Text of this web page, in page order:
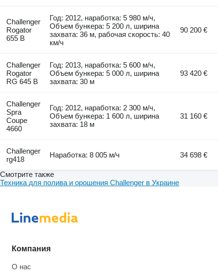
Challenger
Rogator
655 B
Год: 2012, наработка: 5 980 м/ч,
Объем бункера: 5 200 л, ширина
захвата: 36 м, рабочая скорость: 40
км/ч
90 200 €
Challenger
Rogator
RG 645 B
Год: 2013, наработка: 5 600 м/ч,
Объем бункера: 5 000 л, ширина
захвата: 30 м
93 420 €
Challenger
Spra
Coupe
4660
Год: 2012, наработка: 2 300 м/ч,
Объем бункера: 1 600 л, ширина
захвата: 18 м
31 160 €
Challenger
rg418
Наработка: 8 005 м/ч 34 698 €
Смотрите также
Техника для полива и орошения Challenger в Украине
Компания
О нас